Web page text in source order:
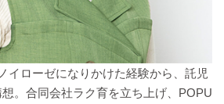
イローゼになりかけた経験から、託児
。合同会社ラク育を立ち上げ、POPU